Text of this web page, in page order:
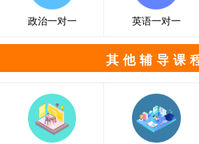
政治一对一 英语一对一
其他辅导课